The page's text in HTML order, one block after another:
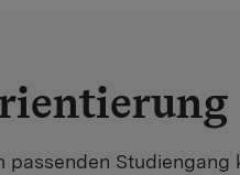
passenden